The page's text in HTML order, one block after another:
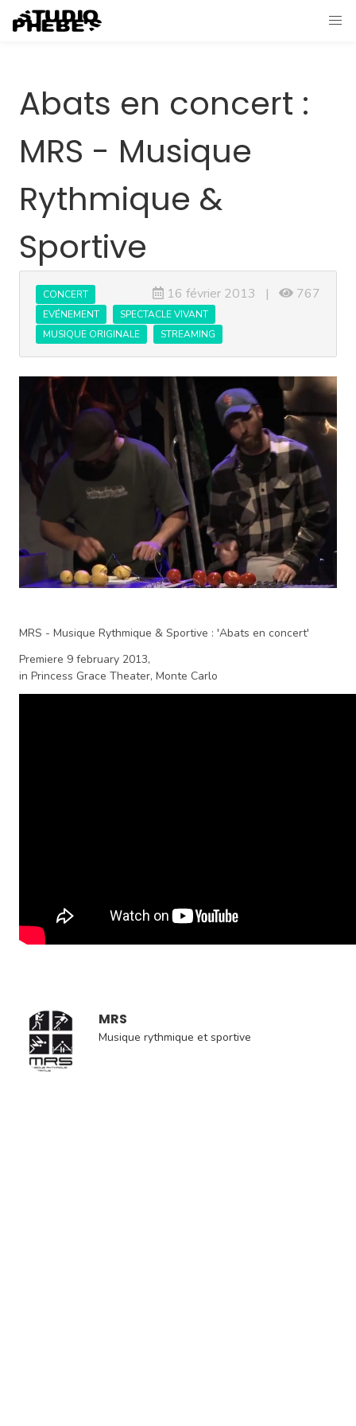
Abats en concert :
MRS - Musique
Rythmique &
Sportive
16 février 2013 | 767
CONCERT
EVÉNEMENT
SPECTACLE VIVANT
MUSIQUE ORIGINALE
STREAMING
MRS - Musique Rythmique & Sportive : 'Abats en concert'
Premiere 9 february 2013,
in Princess Grace Theater, Monte Carlo
MRS
Musique rythmique et sportive